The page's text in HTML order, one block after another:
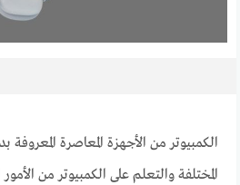
الكمبيوتر من الأجهزة المعاصرة المعروفة
المختلفة والتعلم على الكمبيوتر من